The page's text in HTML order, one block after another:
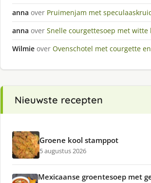
anna over Pruimenjam met
anna over Snelle courgettesoep met witte
Wilmie over Ovenschotel met courgette
Nieuwste recepten
Groene kool stamppot
5 augustus 2026
Mexicaanse groentesoep met